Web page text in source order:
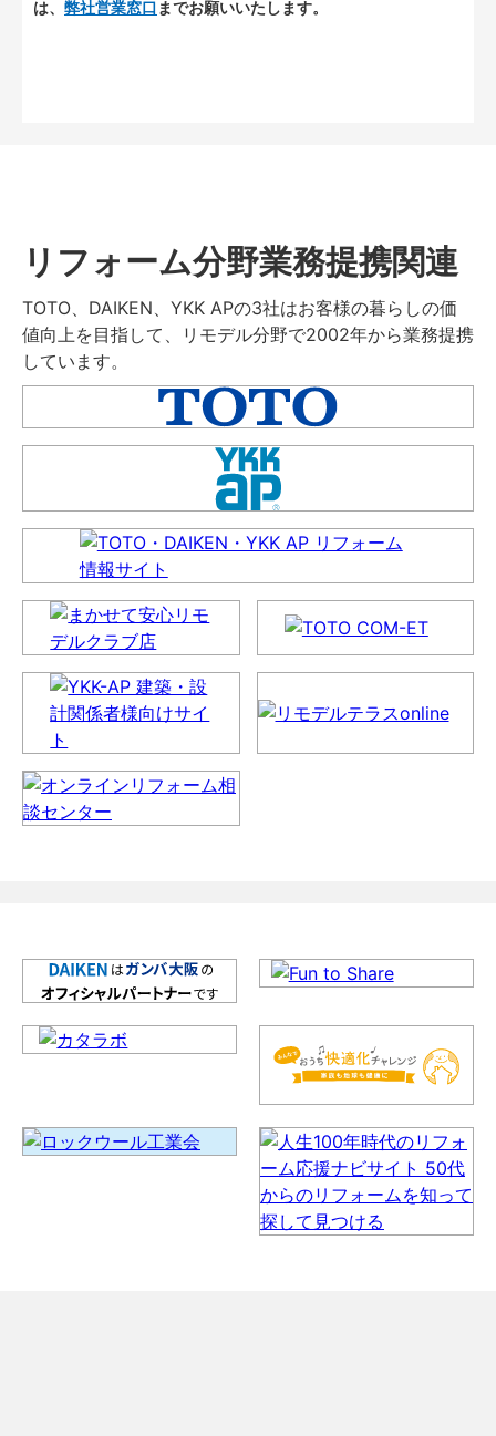
は、 弊社営業窓口 までお願いいたします。
リフォーム分野業務提携関連
TOTO、DAIKEN、YKK APの3社はお客様の暮らしの価
値向上を目指して、リモデル分野で2002年から業務提携
しています。